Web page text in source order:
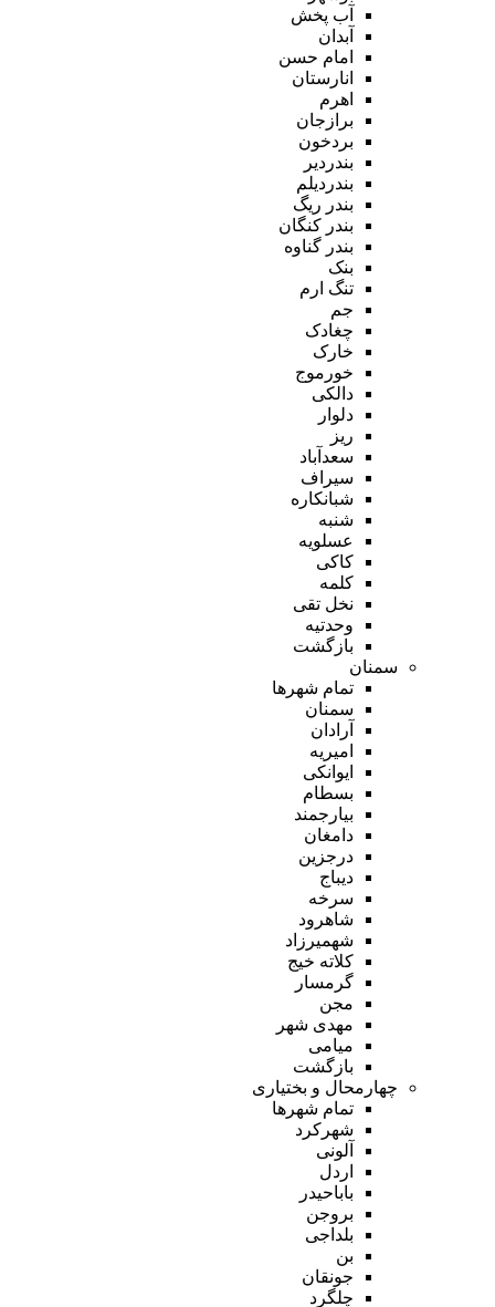
آب پخش
آبدان
امام حسن
انارستان
اهرم
برازجان
بردخون
بندردیر
بندردیلم
بندر ریگ
بندر کنگان
بندر گناوه
بنک
تنگ ارم
جم
چغادک
خارک
خورموج
دالکی
دلوار
ریز
سعدآباد
سیراف
شبانکاره
شنبه
عسلویه
کاکی
کلمه
نخل تقی
وحدتیه
بازگشت
سمنان
تمام شهر‌ها
سمنان
آرادان
امیریه
ایوانکی
بسطام
بیارجمند
دامغان
درجزین
دیباج
سرخه
شاهرود
شهمیرزاد
کلاته خیج
گرمسار
مجن
مهدی شهر
میامی
بازگشت
چهارمحال و بختیاری
تمام شهر‌ها
شهرکرد
آلونی
اردل
باباحیدر
بروجن
بلداجی
بن
جونقان
چلگرد